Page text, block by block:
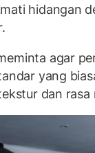
hidangan
agar
yang
dan